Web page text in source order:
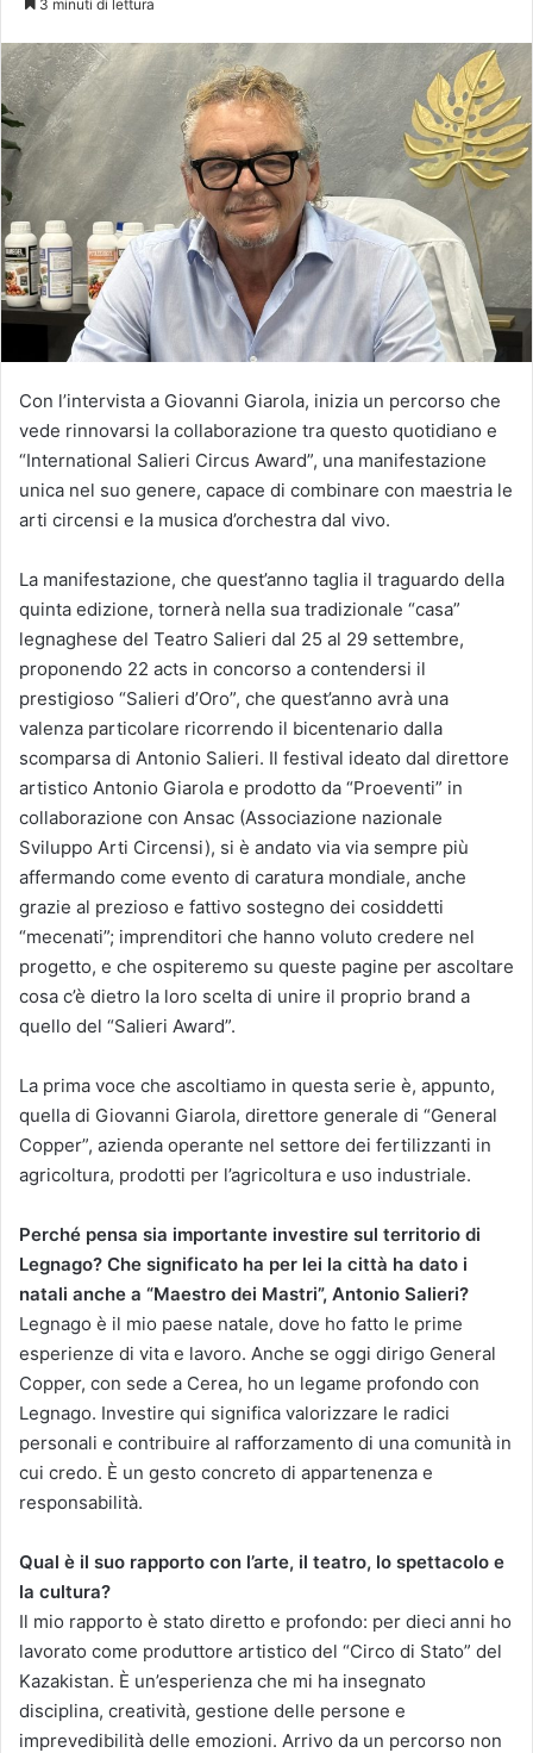
3 minuti di lettura
Con l’intervista a Giovanni Giarola, inizia un percorso che
vede rinnovarsi la collaborazione tra questo quotidiano e
“International Salieri Circus Award”, una manifestazione
unica nel suo genere, capace di combinare con maestria le
arti circensi e la musica d’orchestra dal vivo.
La manifestazione, che quest’anno taglia il traguardo della
quinta edizione, tornerà nella sua tradizionale “casa”
legnaghese del Teatro Salieri dal 25 al 29 settembre,
proponendo 22 acts in concorso a contendersi il
prestigioso “Salieri d’Oro”, che quest’anno avrà una
valenza particolare ricorrendo il bicentenario dalla
scomparsa di Antonio Salieri. Il festival ideato dal direttore
artistico Antonio Giarola e prodotto da “Proeventi” in
collaborazione con Ansac (Associazione nazionale
Sviluppo Arti Circensi), si è andato via via sempre più
affermando come evento di caratura mondiale, anche
grazie al prezioso e fattivo sostegno dei cosiddetti
“mecenati”; imprenditori che hanno voluto credere nel
progetto, e che ospiteremo su queste pagine per ascoltare
cosa c’è dietro la loro scelta di unire il proprio brand a
quello del “Salieri Award”.
La prima voce che ascoltiamo in questa serie è, appunto,
quella di Giovanni Giarola, direttore generale di “General
Copper”, azienda operante nel settore dei fertilizzanti in
agricoltura, prodotti per l’agricoltura e uso industriale.
Perché pensa sia importante investire sul territorio di
Legnago? Che significato ha per lei la città ha dato i
natali anche a “Maestro dei Mastri”, Antonio Salieri?
Legnago è il mio paese natale, dove ho fatto le prime
esperienze di vita e lavoro. Anche se oggi dirigo General
Copper, con sede a Cerea, ho un legame profondo con
Legnago. Investire qui significa valorizzare le radici
personali e contribuire al rafforzamento di una comunità in
cui credo. È un gesto concreto di appartenenza e
responsabilità.
Qual è il suo rapporto con l’arte, il teatro, lo spettacolo e
la cultura?
Il mio rapporto è stato diretto e profondo: per dieci anni ho
lavorato come produttore artistico del “Circo di Stato” del
Kazakistan. È un’esperienza che mi ha insegnato
disciplina, creatività, gestione delle persone e
imprevedibilità delle emozioni. Arrivo da un percorso non